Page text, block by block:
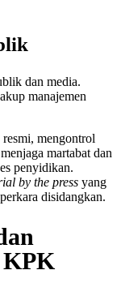
dan media.
manajemen
mengontrol
martabat dan
penyidikan.
by the press yang
disidangkan.
KPK